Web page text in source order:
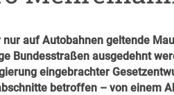
nur auf Autobahnen geltende
Bundesstraßen ausgedehnt
eingebrachter
betroffen – von einem